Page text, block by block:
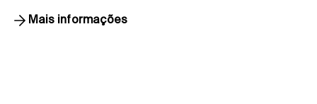
Mais informações